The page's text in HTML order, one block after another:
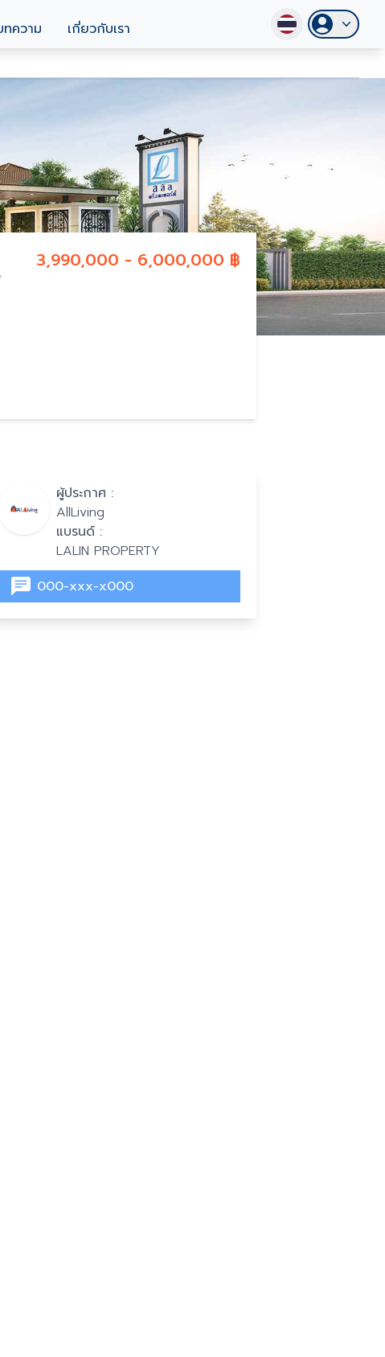
ทความ เกี่ยวกับเรา
3,990,000 - 6,000,000 ฿
ผู้ประกาศ :
AllLiving
แบรนด์ :
LALIN PROPERTY
000-xxx-x000